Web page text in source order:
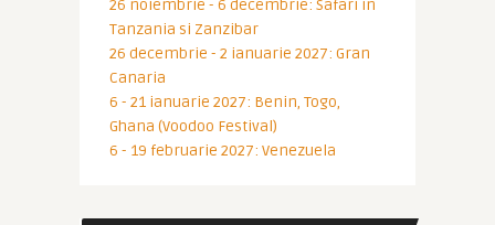
26 noiembrie - 6 decembrie: Safari in
Tanzania si Zanzibar
26 decembrie - 2 ianuarie 2027: Gran
Canaria
6 - 21 ianuarie 2027: Benin, Togo,
Ghana (Voodoo Festival)
6 - 19 februarie 2027: Venezuela